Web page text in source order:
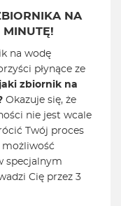
NA
MINUTĘ!
na wodę
płynące ze
jaki zbiornik na
Okazuje się, że
nie jest wcale
Twój proces
możliwość
specjalnym
Cię przez 3